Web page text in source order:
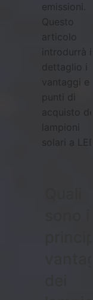
emissioni.
Questo
articolo
introdurrà in
dettaglio i
vantaggi e i
punti di
acquisto dei
lampioni
solari a LED.